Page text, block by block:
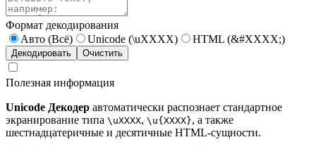
Формат декодирования
Авто (Всё)
Unicode (\uXXXX) HTML (&#XXXX;)
Декодировать Очистить
Полезная информация
Unicode Декодер автоматически распознает стандартное
экранирование типа \uXXXX, \u{XXXX}, а также
шестнадцатеричные и десятичные HTML-сущности.